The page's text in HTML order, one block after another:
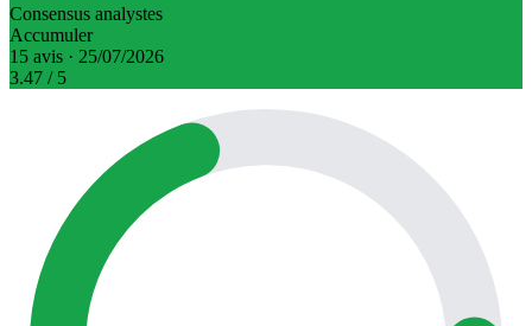
Consensus analystes
Accumuler
15 avis · 25/07/2026
3.47 / 5